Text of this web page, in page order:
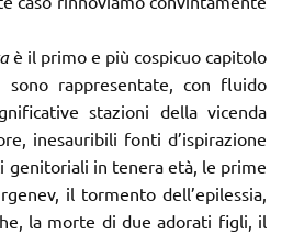
è il primo e più cospicuo capitolo
rappresentate, con fluido
stazioni della vicenda
inesauribili fonti d’ispirazione
genitoriali in tenera età, le prime
il tormento dell’epilessia,
la morte di due adorati figli, il